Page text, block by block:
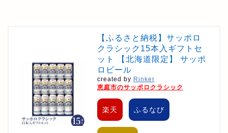
【ふるさと納税】サッポロ
クラシック15本入ギフトセ
ット 【北海道限定】 サッポ
ロビール
created by Rinker
恵庭市のサッポロクラシック
楽天 ふるなび